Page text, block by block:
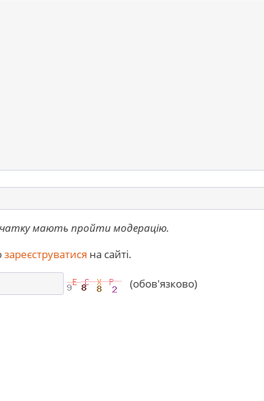
мають пройти модерацію.
зареєструватися на сайті.
(обов'язково)